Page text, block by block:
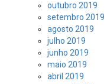
outubro 2019
setembro 2019
agosto 2019
julho 2019
junho 2019
maio 2019
abril 2019